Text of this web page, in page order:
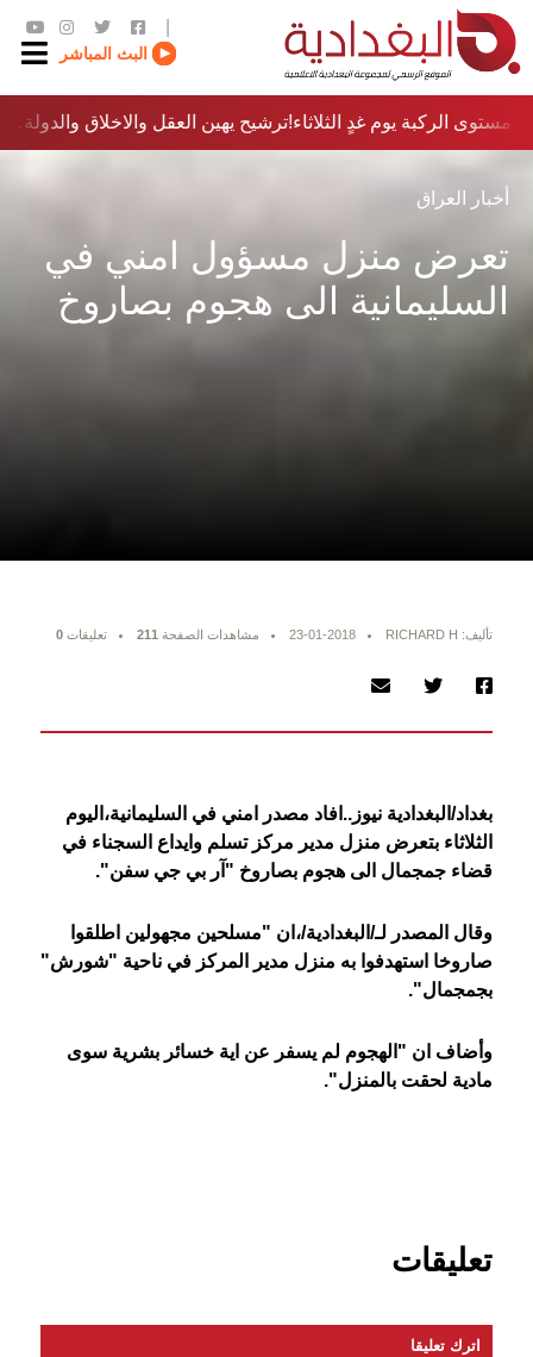
البث المباشر
ترشيح يهين العقل والاخلاق والدولة…؟!مستوى الركبة يوم غدٍ الثلاثاء
أخبار العراق
تعرض منزل مسؤول امني في
السليمانية الى هجوم بصاروخ
تأليف: RICHARD H 23-01-2018 مشاهدات الصفحة 211 تعليقات 0
بغداد/البغدادية نيوز..افاد مصدر امني في السليمانية،اليوم
الثلاثاء بتعرض منزل مدير مركز تسلم وايداع السجناء في
قضاء جمجمال الى هجوم بصاروخ "آر بي جي سفن".
وقال المصدر لـ/البغدادية/،ان "مسلحين مجهولين اطلقوا
صاروخا استهدفوا به منزل مدير المركز في ناحية "شورش"
بجمجمال".
وأضاف ان "الهجوم لم يسفر عن اية خسائر بشرية سوى
مادية لحقت بالمنزل".
تعليقات
اترك تعليقا